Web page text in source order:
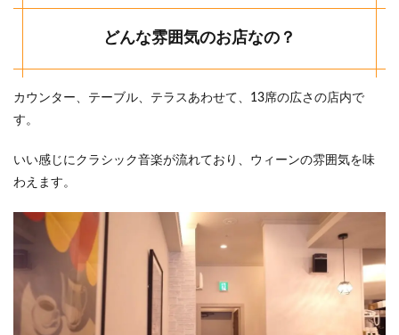
どんな雰囲気のお店なの？
カウンター、テーブル、テラスあわせて、13席の広さの店内で
す。
いい感じにクラシック音楽が流れており、ウィーンの雰囲気を味
わえます。